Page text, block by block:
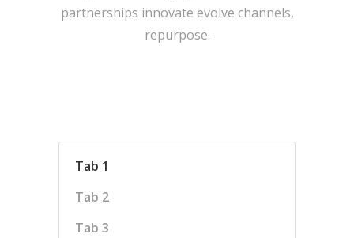
partnerships innovate evolve channels,
repurpose.
Tab 1
Tab 2
Tab 3